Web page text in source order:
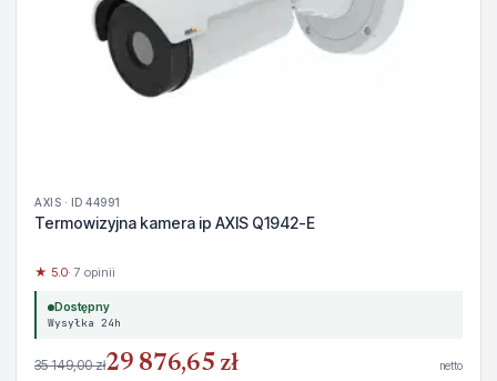
AXIS · ID 44991
Termowizyjna kamera ip AXIS Q1942-E
★ 5.0· 7 opinii
Dostępny
Wysyłka 24h
35 149,00 zł29 876,65 zł netto